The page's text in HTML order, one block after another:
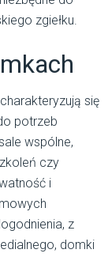
zgiełku.
się
potrzeb
wspólne,
czy
i
z
domki